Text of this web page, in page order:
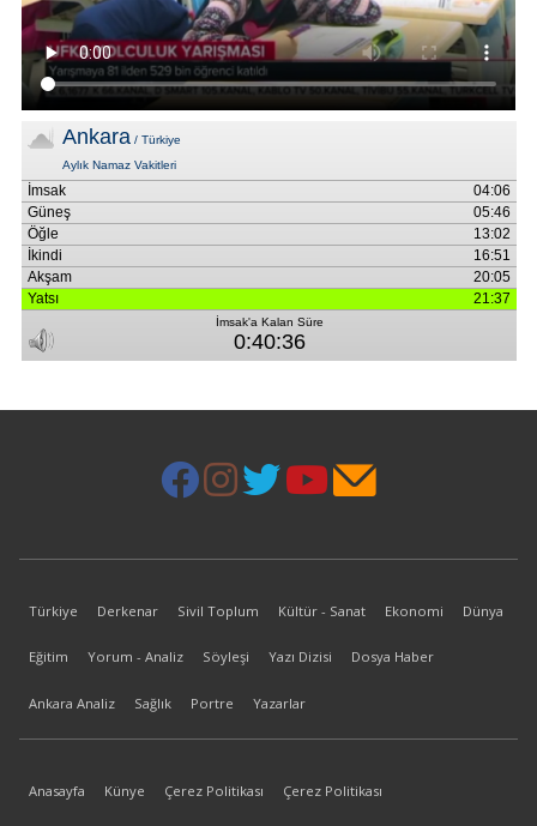
Türkiye Derkenar Sivil Toplum Kültür - Sanat Ekonomi Dünya
Eğitim Yorum - Analiz Söyleşi Yazı Dizisi Dosya Haber
Ankara Analiz Sağlık Portre Yazarlar
Anasayfa Künye Çerez Politikası Çerez Politikası